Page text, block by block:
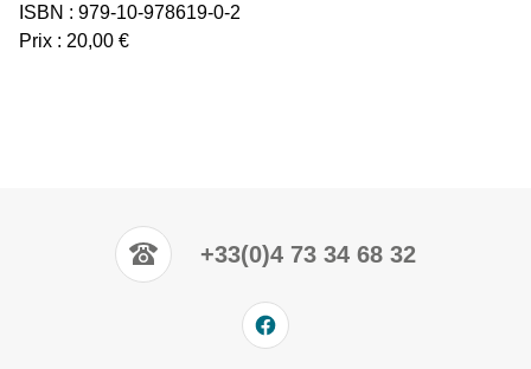
ISBN : 979-10-978619-0-2
Prix : 20,00 €
+33(0)4 73 34 68 32